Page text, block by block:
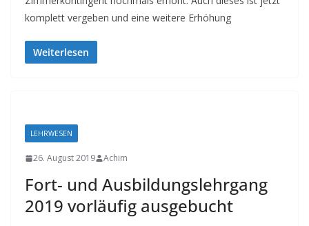
komplett vergeben und eine weitere Erhöhung
Weiterlesen
LEHRWESEN
26. August 2019 Achim
Fort- und Ausbildungslehrgang
2019 vorläufig ausgebucht